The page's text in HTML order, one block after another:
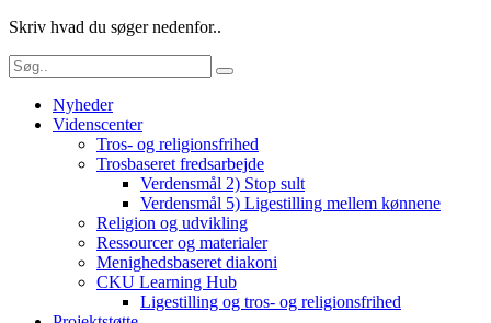
Skriv hvad du søger nedenfor..
Nyheder
Videnscenter
Tros- og religionsfrihed
Trosbaseret fredsarbejde
Verdensmål 2) Stop sult
Verdensmål 5) Ligestilling mellem kønnene
Religion og udvikling
Ressourcer og materialer
Menighedsbaseret diakoni
CKU Learning Hub
Ligestilling og tros- og religionsfrihed